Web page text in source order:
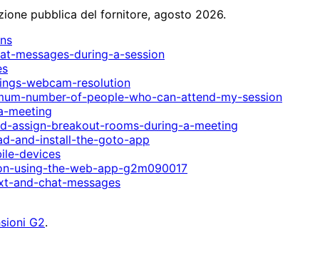
pubblica del fornitore, agosto 2026.
messages-during-a-session
webcam-resolution
number-of-people-who-can-attend-my-session
meeting
assign-breakout-rooms-during-a-meeting
and-install-the-goto-app
devices
using-the-web-app-g2m090017
and-chat-messages
G2.